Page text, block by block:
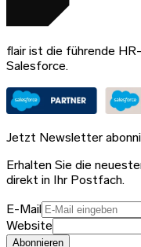
flair ist die führende
Salesforce.
Jetzt Newsletter
Erhalten Sie die
direkt in Ihr Postfach.
E-Mail
Website
Abonnieren